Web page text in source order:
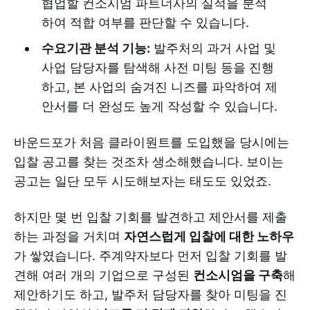
협업할 컨소시엄 파트너사의 실적을 분석
하여 적합 여부를 판단할 수 있습니다.
수요기관 분석 기능: 발주처의 과거 사업 및
사업 담당자를 탐색해 사전 미팅 등을 진행
하고, 본 사업의 숨겨진 니즈를 파악하여 제
안서를 더 완성도 높게 작성할 수 있습니다.
바운드포가 처음 클라이원트를 도입했을 당시에는
입찰 공고를 찾는 것조차 생소해했습니다. 보이는
공고는 일단 모두 시도해보자는 태도도 있었죠.
하지만 몇 번 입찰 기회를 발견하고 제안서를 제출
하는 과정을 거치며 자연스럽게 입찰에 대한 노하우
가 쌓였습니다. 주계약자보다 먼저 입찰 기회를 발
견해 여러 개의 기업으로 구성된 컨소시엄을 구축해
제안하기도 하고, 발주처 담당자를 찾아 미팅을 진